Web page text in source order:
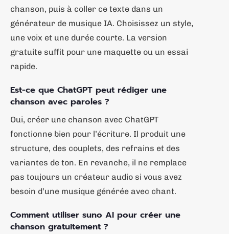
chanson, puis à coller ce texte dans un
générateur de musique IA. Choisissez un style,
une voix et une durée courte. La version
gratuite suffit pour une maquette ou un essai
rapide.
Est-ce que ChatGPT peut rédiger une
chanson avec paroles ?
Oui, créer une chanson avec ChatGPT
fonctionne bien pour l’écriture. Il produit une
structure, des couplets, des refrains et des
variantes de ton. En revanche, il ne remplace
pas toujours un créateur audio si vous avez
besoin d’une musique générée avec chant.
Comment utiliser suno AI pour créer une
chanson gratuitement ?